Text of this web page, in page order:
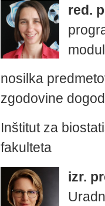
red.
nosilka
zgodovine
Inštitut za
fakulteta
izr.